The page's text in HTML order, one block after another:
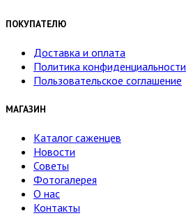
ПОКУПАТЕЛЮ
Доставка и оплата
Политика конфиденциальности
Пользовательское соглашение
МАГАЗИН
Каталог саженцев
Новости
Советы
Фотогалерея
О нас
Контакты